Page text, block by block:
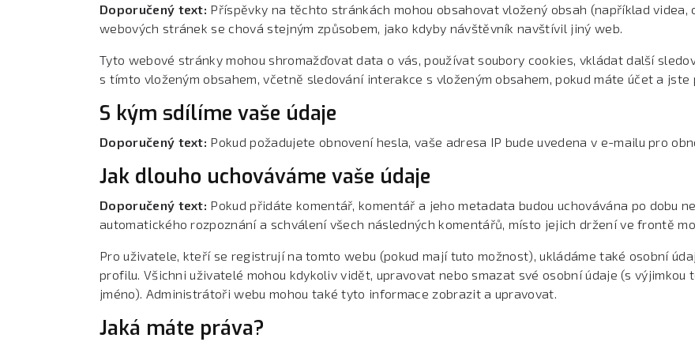
Doporučený text: Příspěvky na těchto stránkách mohou obsahovat vložený obsah (například videa,
webových stránek se chová stejným způsobem, jako kdyby návštěvník navštívil jiný web.
Tyto webové stránky mohou shromažďovat data o vás, používat soubory cookies, vkládat další
s tímto vloženým obsahem, včetně sledování interakce s vloženým obsahem, pokud máte účet a
S kým sdílíme vaše údaje
Doporučený text: Pokud požadujete obnovení hesla, vaše adresa IP bude uvedena v e-mailu pro
Jak dlouho uchováváme vaše údaje
Doporučený text: Pokud přidáte komentář, komentář a jeho metadata budou uchovávána po dobu
automatického rozpoznání a schválení všech následných komentářů, místo jejich držení ve frontě
Pro uživatele, kteří se registrují na tomto webu (pokud mají tuto možnost), ukládáme také osobní
profilu. Všichni uživatelé mohou kdykoliv vidět, upravovat nebo smazat své osobní údaje (s výjimkou
jméno). Administrátoři webu mohou také tyto informace zobrazit a upravovat.
Jaká máte práva?